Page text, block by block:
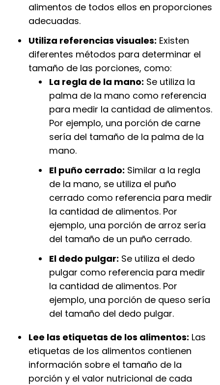
alimentos de todos ellos en proporciones
adecuadas.
Utiliza referencias visuales: Existen
diferentes métodos para determinar el
tamaño de las porciones, como:
La regla de la mano: Se utiliza la
palma de la mano como referencia
para medir la cantidad de alimentos.
Por ejemplo, una porción de carne
sería del tamaño de la palma de la
mano.
El puño cerrado: Similar a la regla
de la mano, se utiliza el puño
cerrado como referencia para medir
la cantidad de alimentos. Por
ejemplo, una porción de arroz sería
del tamaño de un puño cerrado.
El dedo pulgar: Se utiliza el dedo
pulgar como referencia para medir
la cantidad de alimentos. Por
ejemplo, una porción de queso sería
del tamaño del dedo pulgar.
Lee las etiquetas de los alimentos: Las
etiquetas de los alimentos contienen
información sobre el tamaño de la
porción y el valor nutricional de cada